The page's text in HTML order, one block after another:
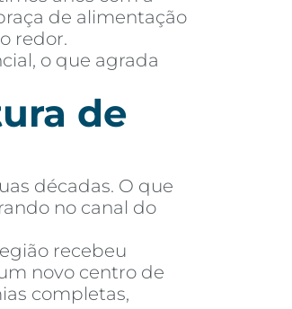
de alimentação
redor.
o que agrada
de
décadas. O que
no canal do
recebeu
novo centro de
completas,